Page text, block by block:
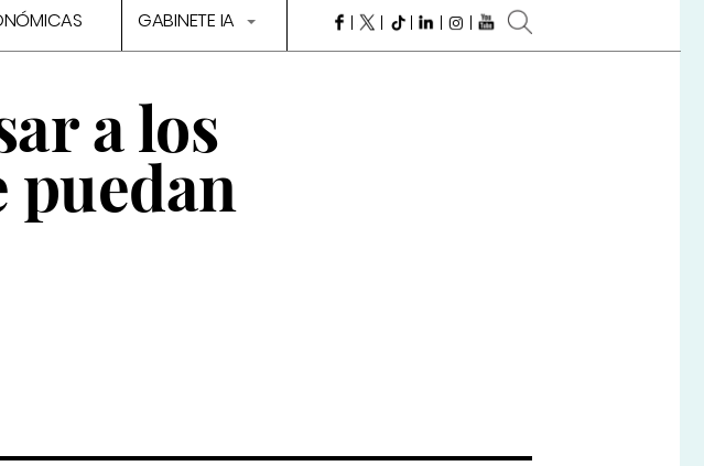
GABINETE IA
a los
puedan